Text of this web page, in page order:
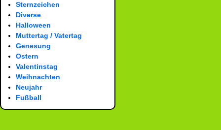
Sternzeichen
Diverse
Halloween
Muttertag / Vatertag
Genesung
Ostern
Valentinstag
Weihnachten
Neujahr
Fußball